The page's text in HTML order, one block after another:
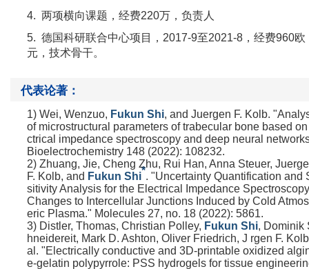
4. 两项横向课题，经费220万，负责人
5. 德国科研联合中心项目， 2017-9至2021-8 ，经费960欧
元，技术骨干。
代表论著：
1) Wei, Wenzuo, Fukun Shi, and Juergen F. Kolb.
of microstructural parameters of trabecular bone based
ctrical impedance spectroscopy and deep neural
Bioelectrochemistry 148 (2022): 108232.
2) Zhuang, Jie, Cheng Zhu, Rui Han, Anna Steuer,
F. Kolb, and Fukun Shi*. "Uncertainty Quantification and
sitivity Analysis for the Electrical Impedance
Changes to Intercellular Junctions Induced by Cold
eric Plasma." Molecules 27, no. 18 (2022): 5861.
3) Distler, Thomas, Christian Polley, Fukun Shi, Dominik
hneidereit, Mark D. Ashton, Oliver Friedrich, J rgen F.
al. "Electrically conductive and 3D‐printable oxidized
e‐gelatin polypyrrole: PSS hydrogels for tissue